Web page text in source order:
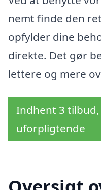
nemt finde den
opfylder dine
direkte. Det gør
lettere og mere
Indhent 3
uforpligtende